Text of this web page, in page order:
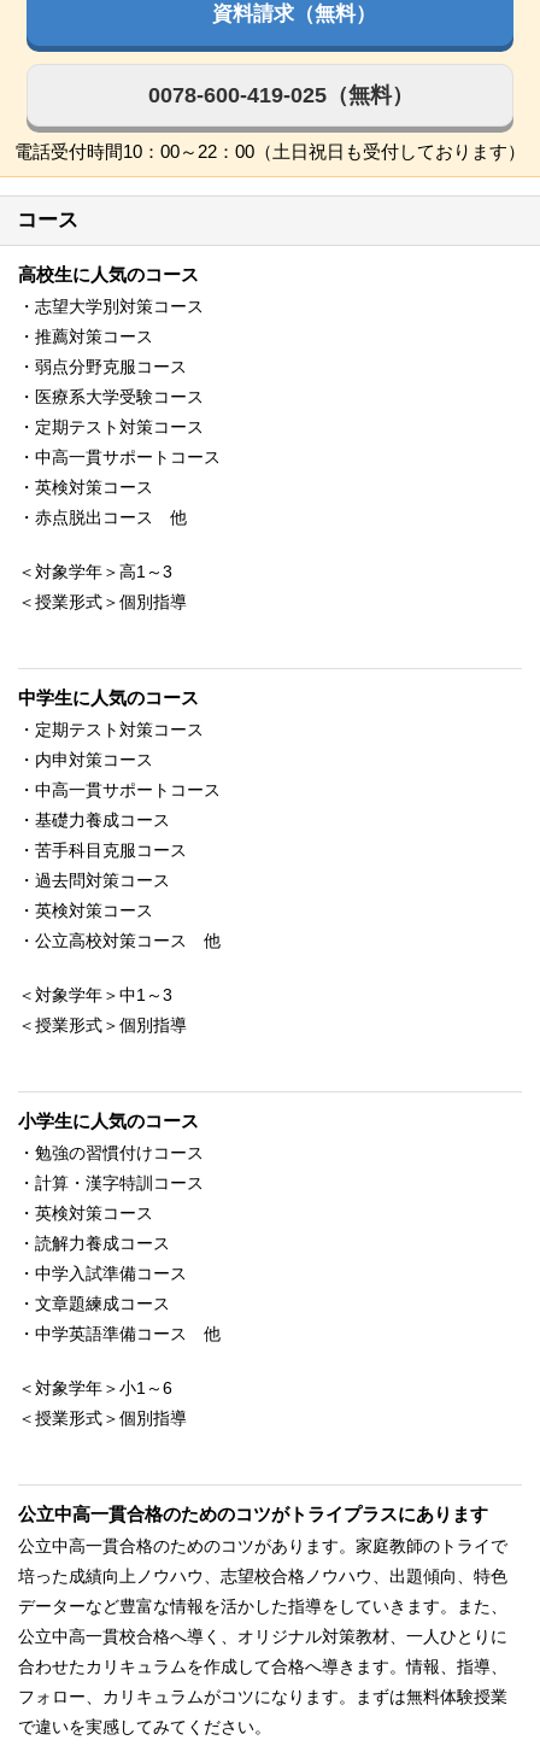
資料請求（無料）
0078-600-419-025（無料）
電話受付時間10：00～22：00（土日祝日も受付しております）
コース
高校生に人気のコース
・志望大学別対策コース
・推薦対策コース
・弱点分野克服コース
・医療系大学受験コース
・定期テスト対策コース
・中高一貫サポートコース
・英検対策コース
・赤点脱出コース 他
＜対象学年＞高1～3
＜授業形式＞個別指導
中学生に人気のコース
・定期テスト対策コース
・内申対策コース
・中高一貫サポートコース
・基礎力養成コース
・苦手科目克服コース
・過去問対策コース
・英検対策コース
・公立高校対策コース 他
＜対象学年＞中1～3
＜授業形式＞個別指導
小学生に人気のコース
・勉強の習慣付けコース
・計算・漢字特訓コース
・英検対策コース
・読解力養成コース
・中学入試準備コース
・文章題練成コース
・中学英語準備コース 他
＜対象学年＞小1～6
＜授業形式＞個別指導
公立中高一貫合格のためのコツがトライプラスにあります
公立中高一貫合格のためのコツがあります。家庭教師のトライで
培った成績向上ノウハウ、志望校合格ノウハウ、出題傾向、特色
データーなど豊富な情報を活かした指導をしていきます。また、
公立中高一貫校合格へ導く、オリジナル対策教材、一人ひとりに
合わせたカリキュラムを作成して合格へ導きます。情報、指導、
フォロー、カリキュラムがコツになります。まずは無料体験授業
で違いを実感してみてください。